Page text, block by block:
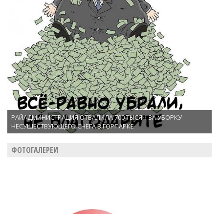
РАЙАДМИНИСТРАЦИЯ ОТВАЛИЛА 700 ТЫСЯЧ ЗА УБОРКУ
НЕСУЩЕСТВУЮЩЕГО СНЕГА В ГОРПАРКЕ
ФОТОГАЛЕРЕИ